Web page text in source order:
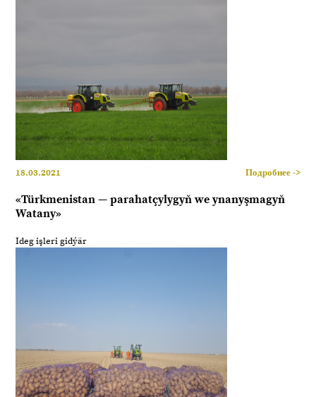
18.03.2021 Подробнее ->
«Türkmenistan — parahatçylygyň we ynanyşmagyň
Watany»
Ideg işleri gidýär